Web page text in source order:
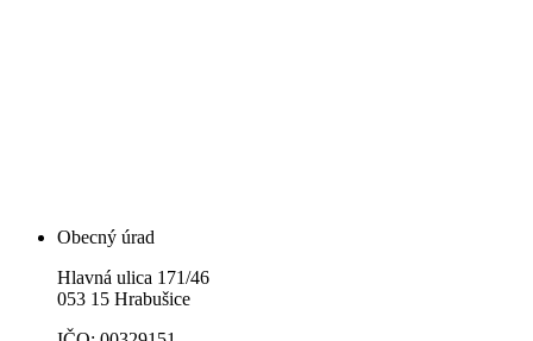
Obecný úrad
Hlavná ulica 171/46
053 15 Hrabušice